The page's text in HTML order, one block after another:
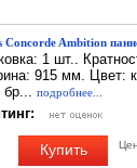
Concorde Ambition
1 шт..
915 мм. Цвет:
бр... подробнее...
Купить